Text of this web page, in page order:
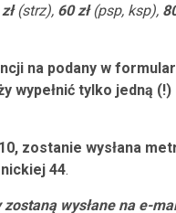
(strz), 60 zł(psp, ksp),
na podany w
wypełnić tylko jedną (!)
zostanie wysłana
44.
wysłane na e-